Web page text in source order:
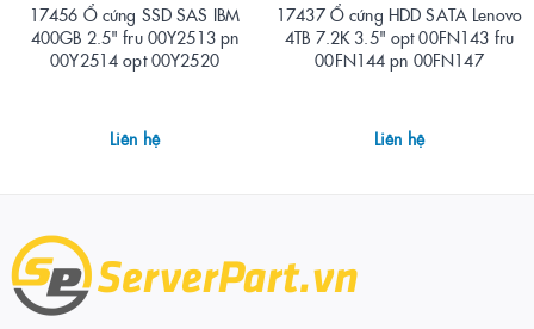
17456 Ổ cứng SSD SAS IBM
400GB 2.5" fru 00Y2513 pn
00Y2514 opt 00Y2520
Liên hệ
17437 Ổ cứng HDD SATA Lenovo
4TB 7.2K 3.5" opt 00FN143 fru
00FN144 pn 00FN147
Liên hệ